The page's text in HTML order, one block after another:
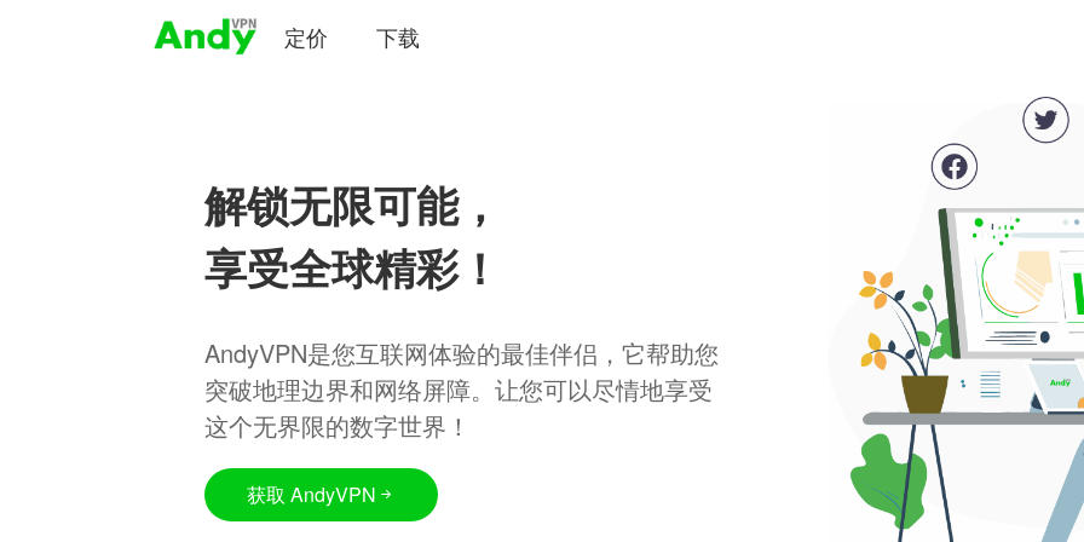
定价 下载
解锁无限可能，
享受全球精彩！
AndyVPN是您互联网体验的最佳伴侣，它帮助您
突破地理边界和网络屏障。让您可以尽情地享受
这个无界限的数字世界！
获取 AndyVPN